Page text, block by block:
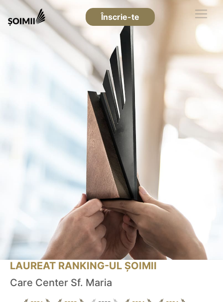
Înscrie-te
LAUREAT RANKING-UL ȘOIMII
Care Center Sf. Maria